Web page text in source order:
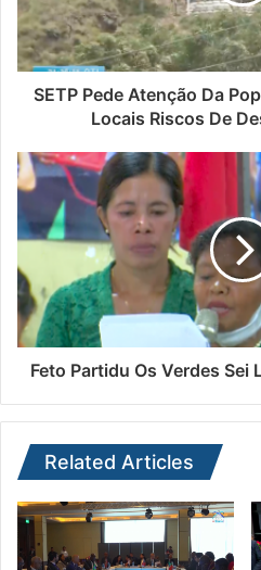
SETP Pede Atenção Da
Locais Riscos De
Feto Partidu Os Verdes Sei
Related Articles